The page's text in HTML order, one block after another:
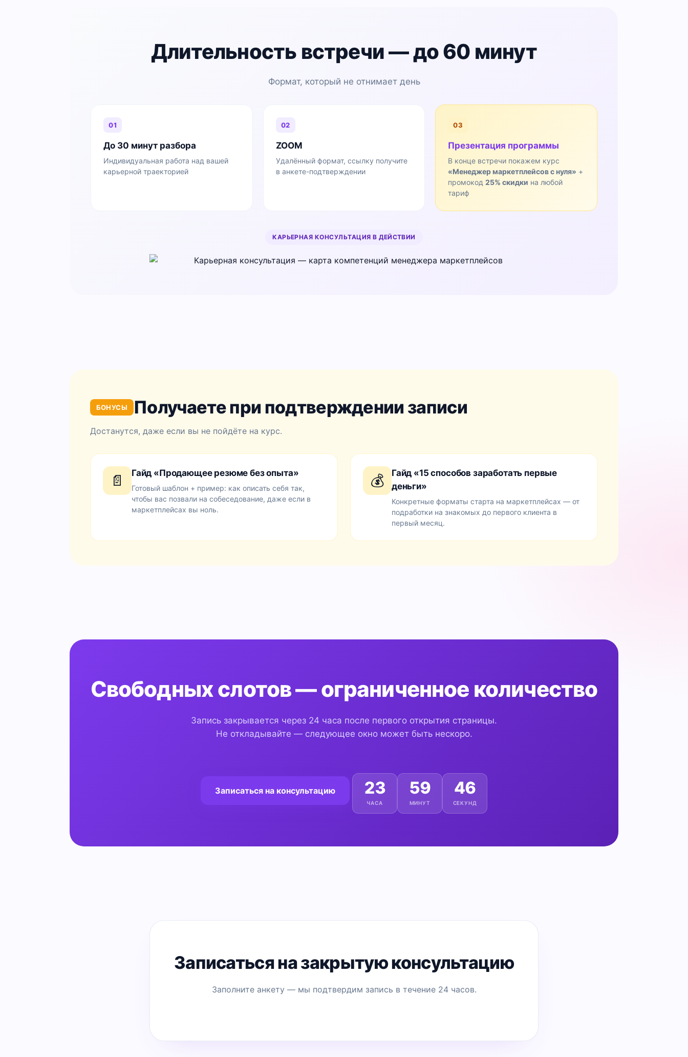
Длительность встречи — до 60 минут
Формат, который не отнимает день
01
До 30 минут разбора
Индивидуальная работа над вашей
карьерной траекторией
02
ZOOM
Удалённый формат, ссылку получите
в анкете-подтверждении
03
Презентация программы
В конце встречи покажем курс
«Менеджер маркетплейсов с нуля» +
промокод25% скидки на любой
тариф
КАРЬЕРНАЯ КОНСУЛЬТАЦИЯ В ДЕЙСТВИИ
БОНУСЫ Получаете при подтверждении записи
Достанутся, даже если вы не пойдёте на курс.
📄 Гайд «Продающее резюме без опыта»
Готовый шаблон + пример: как описать себя так,
чтобы вас позвали на собеседование, даже если в
маркетплейсах вы ноль.
💰
Гайд «15 способов заработать первые
деньги»
Конкретные форматы старта на маркетплейсах — от
подработки на знакомых до первого клиента в
первый месяц.
Свободных слотов — ограниченное количество
Запись закрывается через 24 часа после первого открытия страницы.
Не откладывайте — следующее окно может быть нескоро.
Записаться на консультацию 23
ЧАСА
59
МИНУТ
45
СЕКУНД
Записаться на закрытую консультацию
Заполните анкету — мы подтвердим запись в течение 24 часов.